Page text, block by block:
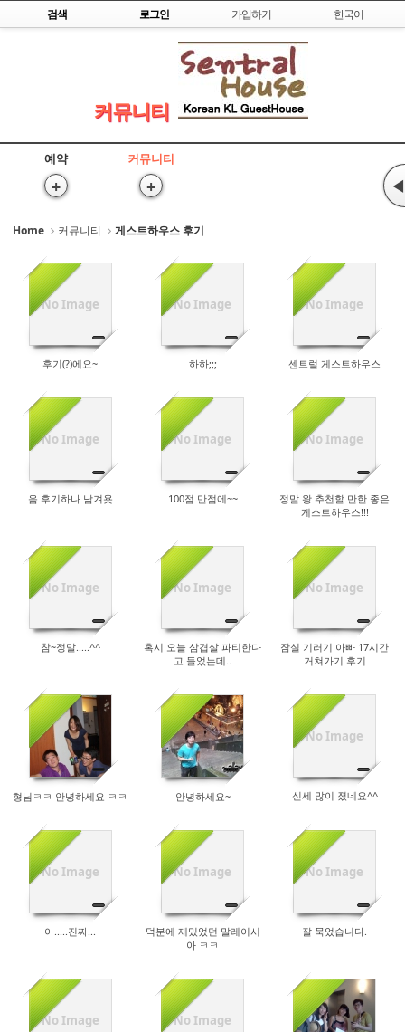
Skip to content
검색 로그인 가입하기 한국어
커뮤니티
예약
+
커뮤니티
+ ◀
Home 커뮤니티 게스트하우스 후기
No Image
25286
후기(?)에요~
No Image
25834
하하;;;
No Image
25340
센트럴 게스트하우스
No Image
23847
음 후기하나 남겨욧
No Image
27446
100점 만점에~~
No Image
38532
정말 왕 추천할 만한 좋은
게스트하우스!!!
No Image
24384
참~정말.....^^
No Image
28179
혹시 오늘 삼겹살 파티한다
고 들었는데..
No Image
34311
잠실 기러기 아빠 17시간
거쳐가기 후기
47747
형님ㅋㅋ 안녕하세요 ㅋㅋ
28297
안녕하세요~
No Image
27084
신세 많이 졌네요^^
No Image
29129
아.....진짜...
No Image
30256
덕분에 재밌었던 말레이시
아 ㅋㅋ
No Image
29386
잘 묵었습니다.
No Image
30043 No Image
29753 31038
Sketchbook5, 스케치북5
Sketchbook5, 스케치북5